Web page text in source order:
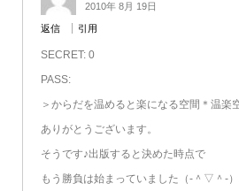
2010年 8月 19日
返信 引用
SECRET: 0
PASS:
＞からだを温めると楽になる空間＊温楽
ありがとうございます。
そうです♪出版すると決めた時点で
もう勝負は始まっていました（‐＾▽＾‐）